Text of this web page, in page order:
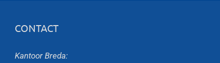
CONTACT
Kantoor Breda: